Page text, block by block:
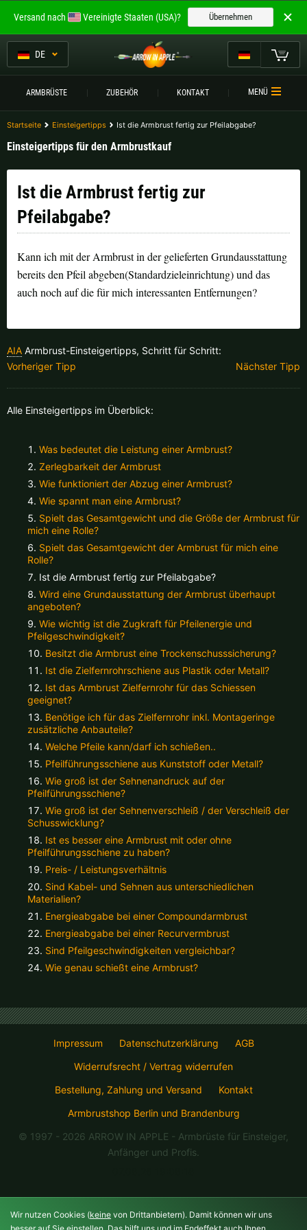
DE
ARMBRÜSTE ZUBEHÖR KONTAKT MENÜ
Startseite Einsteigertipps Ist die Armbrust fertig zur Pfeilabgabe?
Einsteigertipps für den Armbrustkauf
Ist die Armbrust fertig zur
Pfeilabgabe?
Kann ich mit der Armbrust in der gelieferten Grundausstattung
bereits den Pfeil abgeben(Standardzieleinrichtung) und das
auch noch auf die für mich interessanten Entfernungen?
AIA Armbrust-Einsteigertipps, Schritt für Schritt:
Vorheriger Tipp
Nächster Tipp
Alle Einsteigertipps im Überblick:
Was bedeutet die Leistung einer Armbrust?
Zerlegbarkeit der Armbrust
Wie funktioniert der Abzug einer Armbrust?
Wie spannt man eine Armbrust?
Spielt das Gesamtgewicht und die Größe der Armbrust für
mich eine Rolle?
Spielt das Gesamtgewicht der Armbrust für mich eine
Rolle?
Ist die Armbrust fertig zur Pfeilabgabe?
Wird eine Grundausstattung der Armbrust überhaupt
angeboten?
Wie wichtig ist die Zugkraft für Pfeilenergie und
Pfeilgeschwindigkeit?
Besitzt die Armbrust eine Trockenschusssicherung?
Ist die Zielfernrohrschiene aus Plastik oder Metall?
Ist das Armbrust Zielfernrohr für das Schiessen
geeignet?
Benötige ich für das Zielfernrohr inkl. Montageringe
zusätzliche Anbauteile?
Welche Pfeile kann/darf ich schießen..
Pfeilführungsschiene aus Kunststoff oder Metall?
Wie groß ist der Sehnenandruck auf der
Pfeilführungsschiene?
Wie groß ist der Sehnenverschleiß / der Verschleiß der
Schusswicklung?
Ist es besser eine Armbrust mit oder ohne
Pfeilführungsschiene zu haben?
Preis- / Leistungsverhältnis
Sind Kabel- und Sehnen aus unterschiedlichen
Materialien?
Energieabgabe bei einer Compoundarmbrust
Energieabgabe bei einer Recurvermbrust
Sind Pfeilgeschwindigkeiten vergleichbar?
Wie genau schießt eine Armbrust?
Willkommen bei
ARROW IN APPLE
Die besten Armbrüste.
Bitte wählen Sie Ihre Sprache aus:
Bitte wählen Sie Ihre Versandregion:
Belgien |€ Bulgarien |лв
Deutschland |€ Estland | €
Italien |€ Kroatien |
Niederlande |€
Portugal | Schweden |
Schweiz | Fr.
Slowenien | €
Tschechien |Kč
Alle verfügbaren Versandregionen:
Ok
Sollte Ihr Land nicht verfübar sein, keine Sorge - wählen Sie einfach
"Deutschland" aus. Und erfragen die Versandkosten bei der
Bestellung.
Versand nach Vereinigte Staaten (USA)? Übernehmen
Impressum Datenschutzerklärung
AGB
Widerrufsrecht / Vertrag widerrufen
Bestellung, Zahlung und Versand
Kontakt
Armbrustshop Berlin und Brandenburg
© 1997 - 2026 ARROW IN APPLE - Armbrüste für Einsteiger,
Anfänger und Profis.
Mein Warenkorb
ARMBRÜSTE
ZUBEHÖR
SERVICE
KONTAKT
Wir nutzen Cookies (keine von Drittanbietern). Damit können wir uns